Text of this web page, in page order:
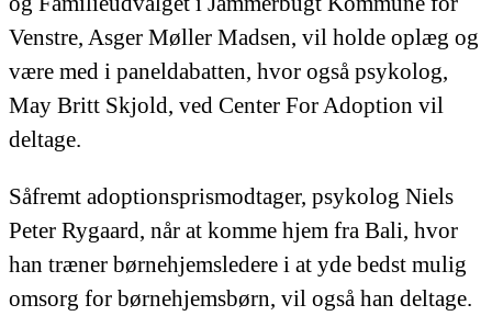
Venstre, Asger Møller Madsen, vil holde oplæg og
være med i paneldabatten, hvor også psykolog,
May Britt Skjold, ved Center For Adoption vil
deltage.
Såfremt adoptionsprismodtager, psykolog Niels
Peter Rygaard, når at komme hjem fra Bali, hvor
han træner børnehjemsledere i at yde bedst mulig
omsorg for børnehjemsbørn, vil også han deltage.